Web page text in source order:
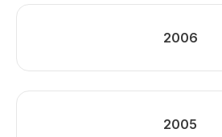
2006
2005